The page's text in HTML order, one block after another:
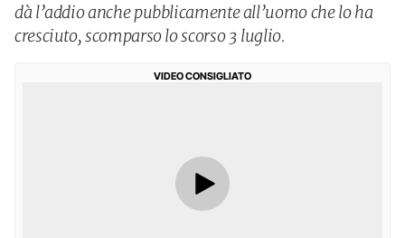
dà l’addio anche pubblicamente all’uomo che lo ha
cresciuto, scomparso lo scorso 3 luglio.
VIDEO CONSIGLIATO